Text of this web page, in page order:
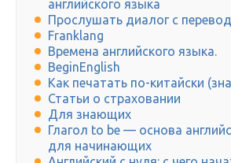
английского языка
Прослушать диалог с
Franklang
Времена английского языка.
BeginEnglish
Как печатать по-китайски
Статьи о страховании
Для знающих
Глагол to be — основа
для начинающих